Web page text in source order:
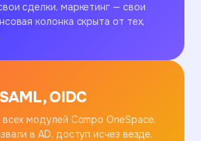
сделки, маркетинг — свои
колонка скрыта от тех,
OIDC
модулей Compo OneSpace.
в AD, доступ исчез везде.